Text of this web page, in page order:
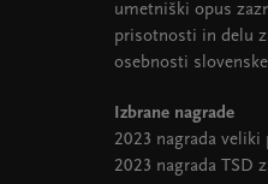
umetniški opus
prisotnosti in delu
osebnosti
Izbrane nagrade
2023 nagrada
2023 nagrada TSD